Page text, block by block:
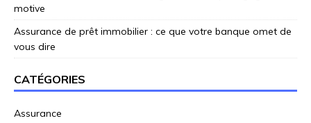
motive
Assurance de prêt immobilier : ce que votre banque omet de
vous dire
CATÉGORIES
Assurance